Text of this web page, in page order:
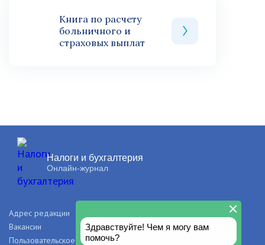
Книга по расчету
больничного и
страховых выплат
Налоги и бухгалтерия
Онлайн-журнал
Адрес редакции
Вакансии
Рекламодателям
Пользовательское соглашение